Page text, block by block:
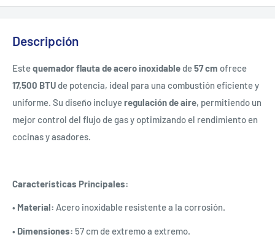
Descripción
Estequemador flauta de acero inoxidable de57 cm ofrece
17,500 BTU de potencia, ideal para una combustión eficiente y
uniforme. Su diseño incluyeregulación de aire, permitiendo un
mejor control del flujo de gas y optimizando el rendimiento en
cocinas y asadores.
Características Principales:
• Material: Acero inoxidable resistente a la corrosión.
• Dimensiones: 57 cm de extremo a extremo.